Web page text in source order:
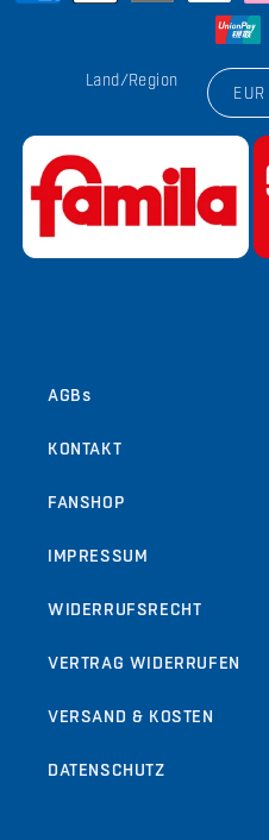
Land/Region
AGBs
KONTAKT
FANSHOP
IMPRESSUM
WIDERRUFSRECHT
VERTRAG WIDERRUFEN
VERSAND & KOSTEN
DATENSCHUTZ